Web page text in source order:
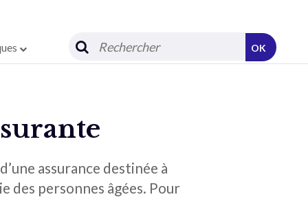
OK
assurance destinée à
des personnes âgées. Pour